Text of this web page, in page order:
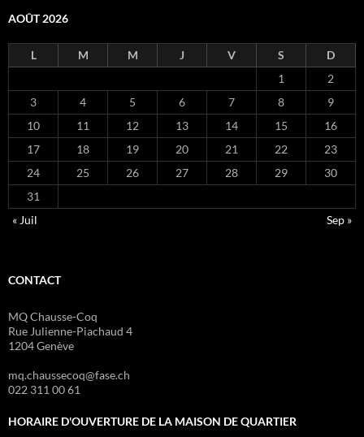
AOÛT 2026
L M M J V S
D
1
2
3
4 5 6 7 8
9
10
11 12 13 14 15
16
17
18 19 20 21 22
23
24
25 26 27 28 29
30
31
« Juil
Sep »
CONTACT
MQ Chausse-Coq
Rue Julienne-Piachaud 4
1204 Genève
mq.chaussecoq@fase.ch
022 311 00 61
HORAIRE D'OUVERTURE DE LA MAISON DE QUARTIER